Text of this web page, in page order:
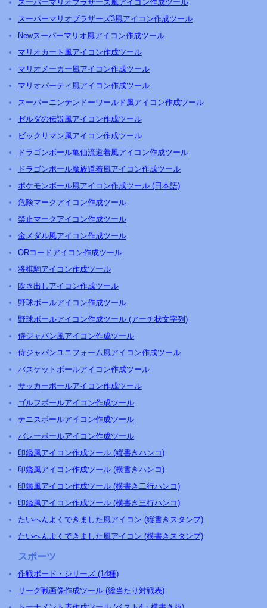
スーパーマリオブラザーズ風アイコン作成ツール
スーパーマリオブラザーズ3風アイコン作成ツール
Newスーパーマリオ風アイコン作成ツール
マリオカート風アイコン作成ツール
マリオメーカー風アイコン作成ツール
マリオパーティ風アイコン作成ツール
スーパーニンテンドーワールド風アイコン作成ツール
ゼルダの伝説風アイコン作成ツール
ビックリマン風アイコン作成ツール
ドラゴンボール亀仙流道着風アイコン作成ツール
ドラゴンボール魔族道着風アイコン作成ツール
ポケモンボール風アイコン作成ツール (日本語)
危険マークアイコン作成ツール
禁止マークアイコン作成ツール
金メダル風アイコン作成ツール
QRコードアイコン作成ツール
将棋駒アイコン作成ツール
吹き出しアイコン作成ツール
野球ボールアイコン作成ツール
野球ボールアイコン作成ツール (アーチ状文字列)
侍ジャパン風アイコン作成ツール
侍ジャパンユニフォーム風アイコン作成ツール
バスケットボールアイコン作成ツール
サッカーボールアイコン作成ツール
ゴルフボールアイコン作成ツール
テニスボールアイコン作成ツール
バレーボールアイコン作成ツール
印鑑風アイコン作成ツール (縦書きハンコ)
印鑑風アイコン作成ツール (横書きハンコ)
印鑑風アイコン作成ツール (横書き二行ハンコ)
印鑑風アイコン作成ツール (横書き三行ハンコ)
たいへんよくできました風アイコン (縦書きスタンプ)
たいへんよくできました風アイコン (横書きスタンプ)
スポーツ
作戦ボード・シリーズ (14種)
リーグ戦画像作成ツール (総当たり対戦表)